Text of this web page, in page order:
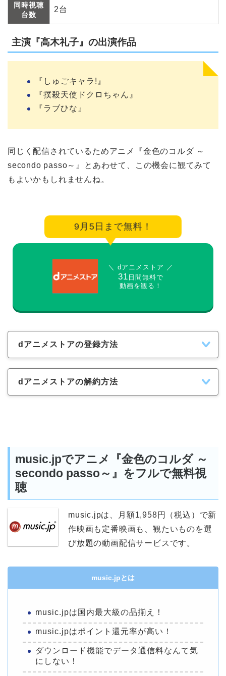
同時視聴
台数
2台
主演『高木礼子』の出演作品
『しゅごキャラ!』
『撲殺天使ドクロちゃん』
『ラブひな』
同じく配信されているためアニメ『金色のコルダ ～
secondo passo～』とあわせて、この機会に観てみて
もよいかもしれませんね。
9月5日まで無料！
＼ dアニメストア ／
31 日間無料で
動画を観る！
dアニメストアの登録方法
dアニメストアの解約方法
music.jpでアニメ『金色のコルダ ～
secondo passo～』をフルで無料視
聴
music.jpは、月額1,958円（税込）で新
作映画も定番映画も、観たいものを選
び放題の動画配信サービスです。
music.jpとは
music.jpは国内最大級の品揃え！
music.jpはポイント還元率が高い！
ダウンロード機能でデータ通信料なんて気
にしない！